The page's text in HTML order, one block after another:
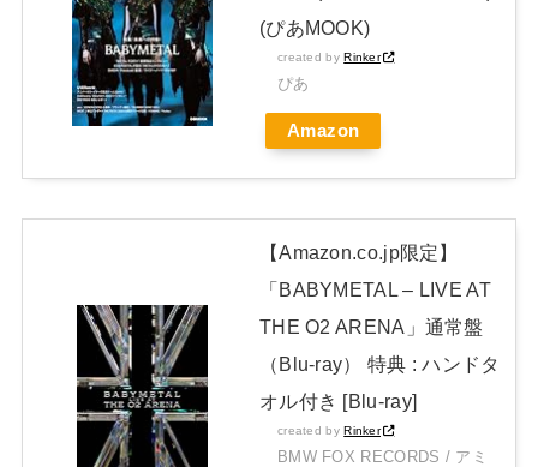
NEW!
日本独自企画・限定生産盤「METAL FORTH (DELUXE
JAPAN EDITION)」着弾
【BABYMETAL】METAL FORTH DELUXE JAPAN EDITION
(ぴあMOOK)
created byRinker
ぴあ
Amazon
【Amazon.co.jp限定】
「BABYMETAL – LIVE AT
THE O2 ARENA」通常盤
（Blu-ray） 特典 : ハンドタ
オル付き [Blu-ray]
created byRinker
BMW FOX RECORDS / アミ